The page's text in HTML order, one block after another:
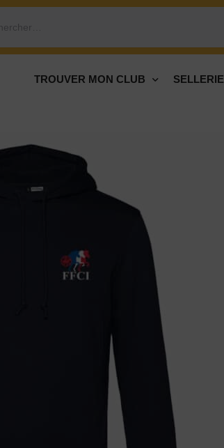
TROUVER MON CLUB SELLERIE